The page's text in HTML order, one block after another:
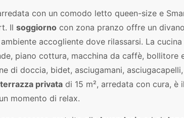
con un comodo letto queen-size e
Il soggiorno con zona pranzo offre un
accogliente dove rilassarsi. La
piano cottura, macchina da caffè, bollitore
di doccia, bidet, asciugamani,
terrazza privata di 15 m², arredata con cura, è
momento di relax.